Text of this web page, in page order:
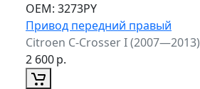
ОЕМ: 3273PY
Привод передний правый
Citroen C-Crosser I (2007—2013)
2 600р.